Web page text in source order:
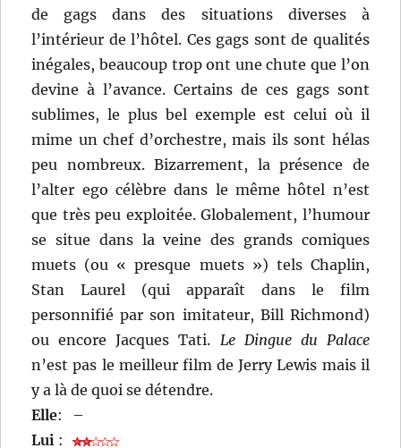
de gags dans des situations diverses à
l’intérieur de l’hôtel. Ces gags sont de qualités
inégales, beaucoup trop ont une chute que l’on
devine à l’avance. Certains de ces gags sont
sublimes, le plus bel exemple est celui où il
mime un chef d’orchestre, mais ils sont hélas
peu nombreux. Bizarrement, la présence de
l’alter ego célèbre dans le même hôtel n’est
que très peu exploitée. Globalement, l’humour
se situe dans la veine des grands comiques
muets (ou « presque muets ») tels Chaplin,
Stan Laurel (qui apparaît dans le film
personnifié par son imitateur, Bill Richmond)
ou encore Jacques Tati. Le Dingue du Palace
n’est pas le meilleur film de Jerry Lewis mais il
y a là de quoi se détendre.
Elle:
–
Lui :